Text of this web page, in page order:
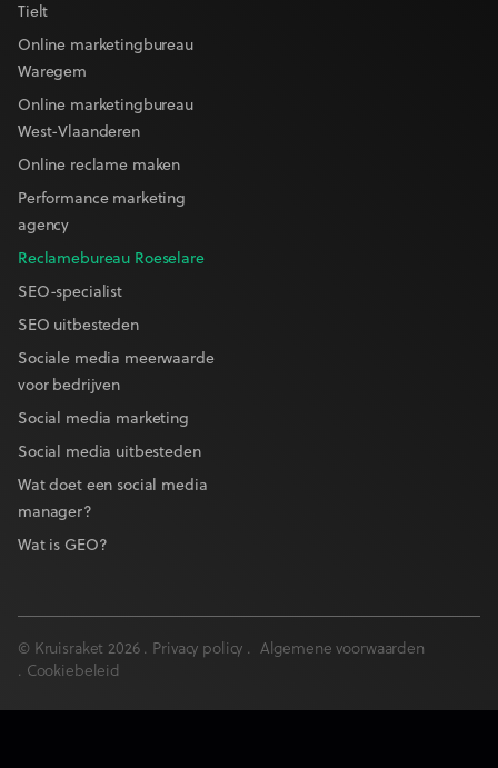
Tielt
Online marketingbureau
Waregem
Online marketingbureau
West-Vlaanderen
Online reclame maken
Performance marketing
agency
Reclamebureau Roeselare
SEO-specialist
SEO uitbesteden
Sociale media meerwaarde
voor bedrijven
Social media marketing
Social media uitbesteden
Wat doet een social media
manager?
Wat is GEO?
© Kruisraket 2026 . Privacy policy . Algemene voorwaarden
. Cookiebeleid